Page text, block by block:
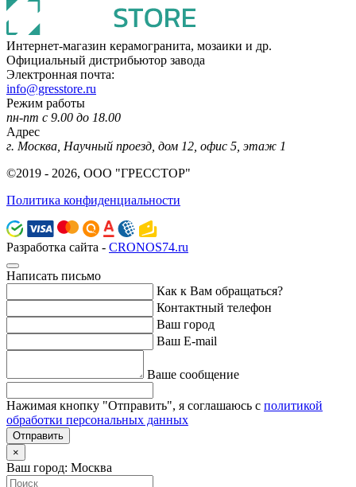
Интернет-магазин керамогранита, мозаики и др.
Официальный дистрибьютор завода
Электронная почта:
info@gresstore.ru
Режим работы
пн-пт с 9.00 до 18.00
Адрес
г. Москва, Научный проезд, дом 12, офис 5, этаж 1
©2019 - 2026, ООО "ГРЕССТОР"
Политика конфиденциальности
Разработка сайта - CRONOS74.ru
Написать письмо
Как к Вам обращаться?
Контактный телефон
Ваш город
Ваш E-mail
Ваше сообщение
Нажимая кнопку "Отправить", я соглашаюсь с политикой
обработки персональных данных
Отправить
×
Ваш город: Москва